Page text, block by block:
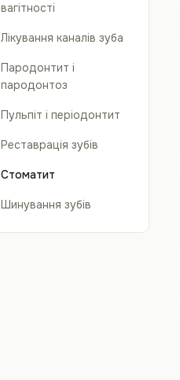
вагітності
Лікування каналів зуба
Пародонтит і
пародонтоз
Пульпіт і періодонтит
Реставрація зубів
Стоматит
Шинування зубів